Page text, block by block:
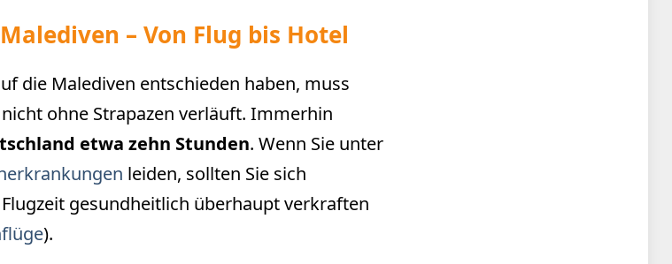
– Von Flug bis Hotel
die Malediven entschieden haben, muss
ohne Strapazen verläuft. Immerhin
etwa zehn Stunden. Wenn Sie unter
leiden, sollten Sie sich
gesundheitlich überhaupt verkraften
).